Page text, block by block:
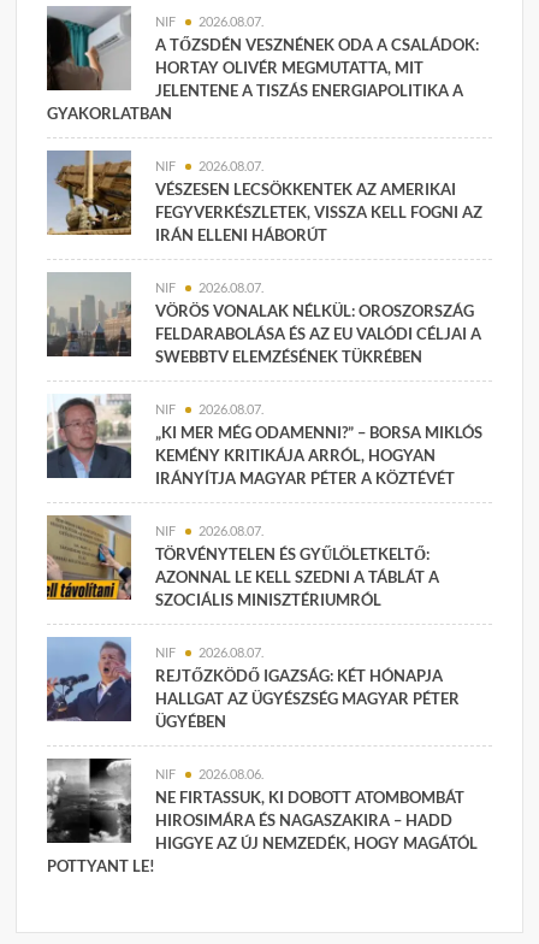
NIF 2026.08.07.
A TŐZSDÉN VESZNÉNEK ODA A CSALÁDOK:
HORTAY OLIVÉR MEGMUTATTA, MIT
JELENTENE A TISZÁS ENERGIAPOLITIKA A
GYAKORLATBAN
NIF 2026.08.07.
VÉSZESEN LECSÖKKENTEK AZ AMERIKAI
FEGYVERKÉSZLETEK, VISSZA KELL FOGNI AZ
IRÁN ELLENI HÁBORÚT
NIF 2026.08.07.
VÖRÖS VONALAK NÉLKÜL: OROSZORSZÁG
FELDARABOLÁSA ÉS AZ EU VALÓDI CÉLJAI A
SWEBBTV ELEMZÉSÉNEK TÜKRÉBEN
NIF 2026.08.07.
„KI MER MÉG ODAMENNI?” – BORSA MIKLÓS
KEMÉNY KRITIKÁJA ARRÓL, HOGYAN
IRÁNYÍTJA MAGYAR PÉTER A KÖZTÉVÉT
NIF 2026.08.07.
TÖRVÉNYTELEN ÉS GYŰLÖLETKELTŐ:
AZONNAL LE KELL SZEDNI A TÁBLÁT A
SZOCIÁLIS MINISZTÉRIUMRÓL
NIF 2026.08.07.
REJTŐZKÖDŐ IGAZSÁG: KÉT HÓNAPJA
HALLGAT AZ ÜGYÉSZSÉG MAGYAR PÉTER
ÜGYÉBEN
NIF 2026.08.06.
NE FIRTASSUK, KI DOBOTT ATOMBOMBÁT
HIROSIMÁRA ÉS NAGASZAKIRA – HADD
HIGGYE AZ ÚJ NEMZEDÉK, HOGY MAGÁTÓL
POTTYANT LE!